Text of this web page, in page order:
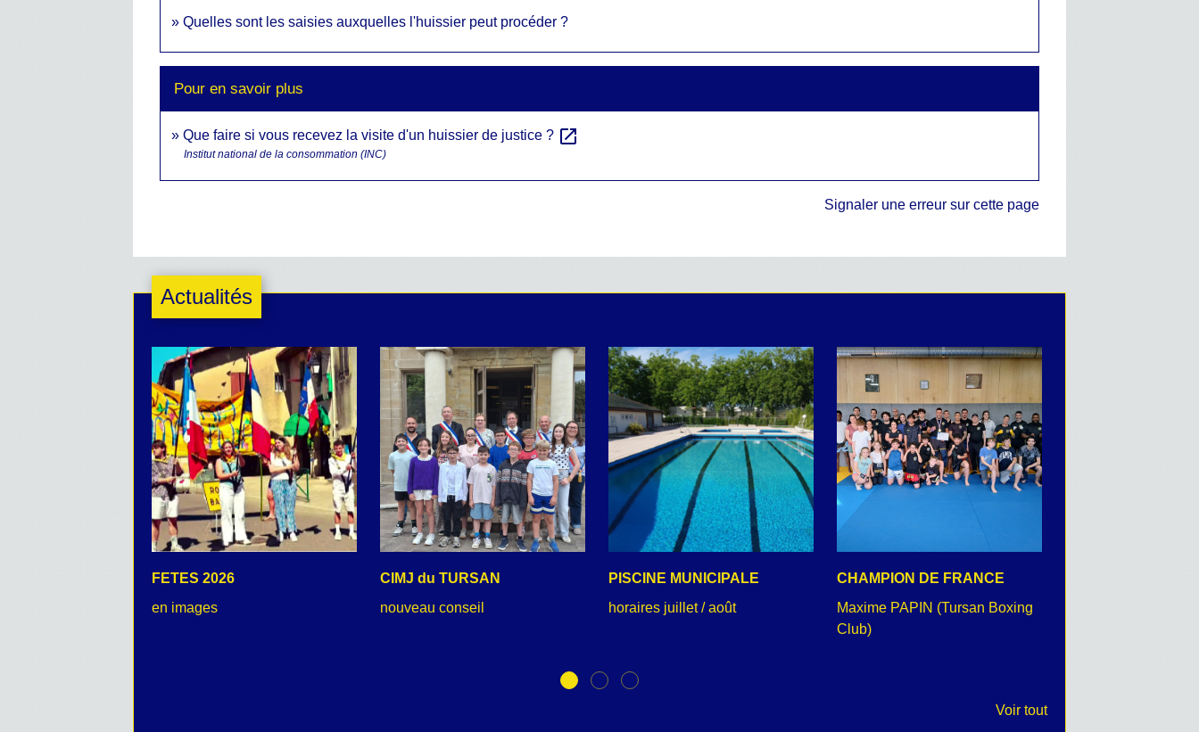
Quelles sont les saisies auxquelles l'huissier peut procéder ?
Pour en savoir plus
Que faire si vous recevez la visite d'un huissier de justice ? open_in_new
Institut national de la consommation (INC)
Signaler une erreur sur cette page
Actualités
FETES 2026
en images
CIMJ du TURSAN
nouveau conseil
PISCINE MUNICIPALE
horaires juillet / août
CHAMPION DE FRANCE
Maxime PAPIN (Tursan Boxing
Club)
Voir tout